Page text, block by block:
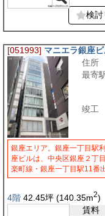
検討
[051993] マニエラ銀座
住所
最寄
竣工
銀座エリア。銀座一丁目駅
座ビルは、中央区銀座２丁
楽町線・銀座一丁目駅11番
4階 42.45坪 (140.35m2)
賃料